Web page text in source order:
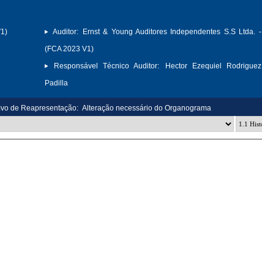
Auditor:
Ernst & Young Auditores Independentes S.S Ltda. -
(FCA 2023 V1)
Responsável Técnico Auditor:
Hector Ezequiel Rodriguez
Padilla
de Reapresentação: Alteração necessário do Organograma